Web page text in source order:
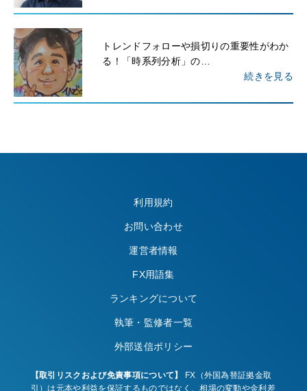
トレンドフォローや損切りの重要性がわか
る！「時系列分析」の…
続きを見る
利用規約
お問い合わせ
運営者情報
FX用語集
ランキングについて
執筆・監修者一覧
外部送信ポリシー
【取引リスクおよび免責事項について】
FX（外国為替証拠金取
引）は元本や利益を保証するものではなく、相場の変動や金利差